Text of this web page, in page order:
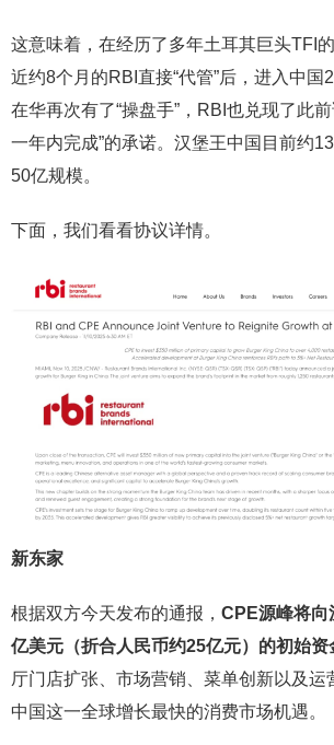
这意味着，在经历了多年土耳其巨头TFI
近约8个月的RBI直接“代管”后，进入中国
在华再次有了“操盘手”，RBI也兑现了此
一年内完成”的承诺。汉堡王中国目前约
50亿规模。
下面，我们看看协议详情。
新东家
根据双方今天发布的通报， CPE源峰将向
亿美元（折合人民币约25亿元）的初始资
厅门店扩张、市场营销、菜单创新以及运
中国这一全球增长最快的消费市场机遇。